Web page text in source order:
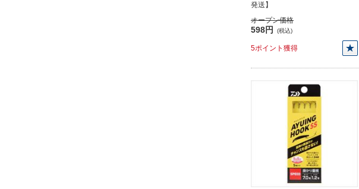
発送】
オープン価格
598円 (税込)
5ポイント獲得